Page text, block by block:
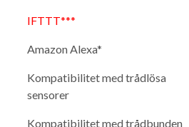
IFTTT***
Amazon Alexa*
Kompatibilitet med trådlösa
sensorer
Kompatibilitet med trådbunden